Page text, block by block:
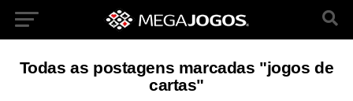
Todas as postagens marcadas "jogos de
cartas"